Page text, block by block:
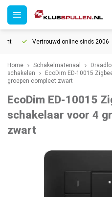
Vertrouwd online sinds 2006
Home Schakelmateriaal
schakelen
EcoDim ED-10015
groepen compleet zwart
EcoDim ED-10015
schakelaar voor 4
zwart